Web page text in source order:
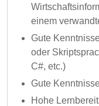
einem
Gute
oder
C#, etc.)
Gute
Hohe